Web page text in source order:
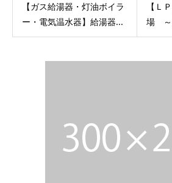
【ガス給湯器・灯油ボイラ
ー・電気温水器】給湯器...
【Ｌ
場 ～